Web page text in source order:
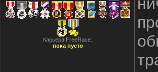
Карьера FreeRace:
пока пусто